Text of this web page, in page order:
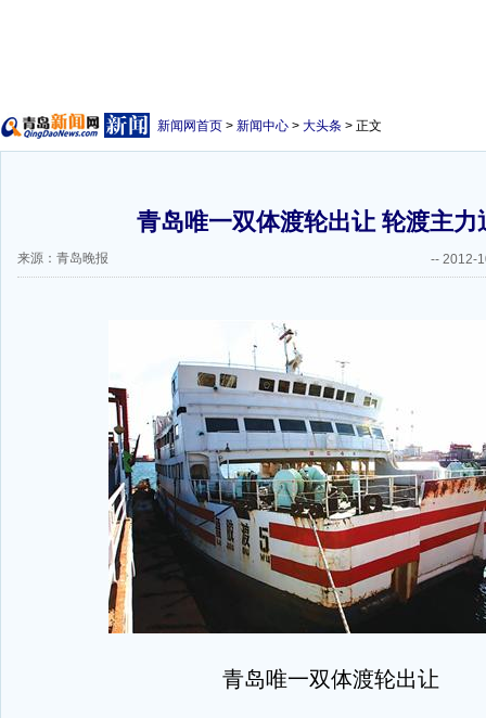
新闻网首页 > 新闻中心 > 大头条 > 正文
青岛唯一双体渡轮出让 轮渡主力
来源：青岛晚报 -- 2012-
青岛唯一双体渡轮出让